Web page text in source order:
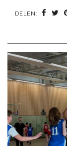
DELEN: